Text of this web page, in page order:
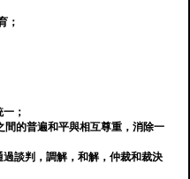
；
；
的普遍和平與相互尊重，消除一
談判，調解，和解，仲裁和裁決